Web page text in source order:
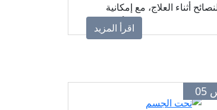
أثناء العلاج، مع إمكانية
عن سعر وتوافر الدواء الأصلي من
الأدوية الحيوية والرعاية
اقرأ المزيد